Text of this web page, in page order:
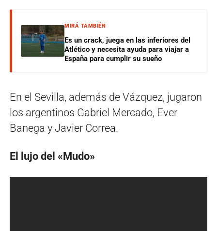
MIRÁ TAMBIÉN
Es un crack, juega en las inferiores del
Atlético y necesita ayuda para viajar a
España para cumplir su sueño
En el Sevilla, además de Vázquez, jugaron
los argentinos Gabriel Mercado, Ever
Banega y Javier Correa.
El lujo del «Mudo»